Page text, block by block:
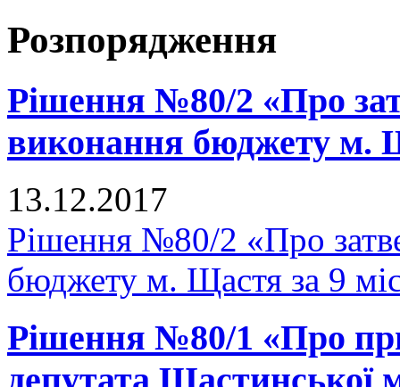
Розпорядження
Рішення №80/2 «Про
виконання бюджету м.
13.12.2017
Рішення №80/2 «Про
бюджету м. Щастя за 9
Рішення №80/1 «Про